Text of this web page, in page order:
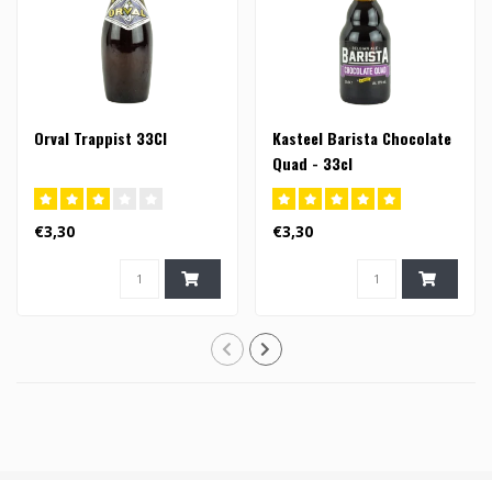
Orval Trappist 33Cl
€3,30
Kasteel Barista Chocolate
Quad - 33cl
€3,30